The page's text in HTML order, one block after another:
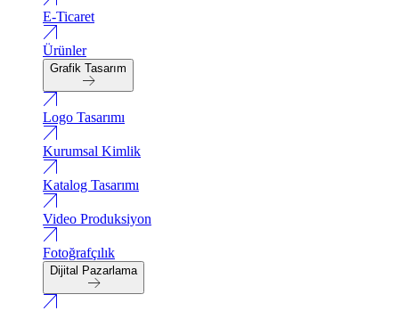
E-Ticaret
Ürünler
Grafik Tasarım
Logo Tasarımı
Kurumsal Kimlik
Katalog Tasarımı
Video Produksiyon
Fotoğrafçılık
Dijital Pazarlama